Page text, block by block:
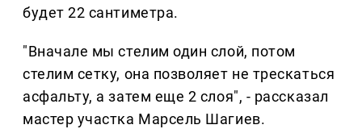
будет 22 сантиметра.
"Вначале мы стелим один слой, потом
стелим сетку, она позволяет не трескаться
асфальту, а затем еще 2 слоя", - рассказал
мастер участка Марсель Шагиев.